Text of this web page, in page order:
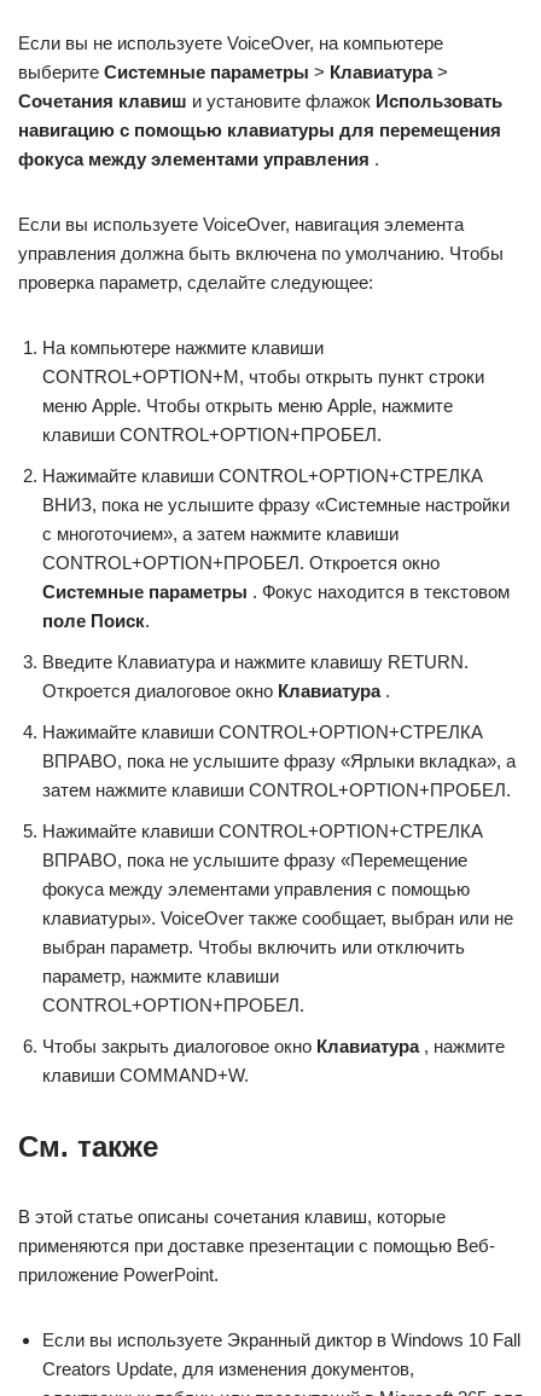
Если вы не используете VoiceOver, на компьютере
выберите Системные параметры > Клавиатура>
Сочетания клавиш и установите флажок Использовать
навигацию с помощью клавиатуры для перемещения
фокуса между элементами управления .
Если вы используете VoiceOver, навигация элемента
управления должна быть включена по умолчанию. Чтобы
проверка параметр, сделайте следующее:
На компьютере нажмите клавиши
CONTROL+OPTION+M, чтобы открыть пункт строки
меню Apple. Чтобы открыть меню Apple, нажмите
клавиши CONTROL+OPTION+ПРОБЕЛ.
Нажимайте клавиши CONTROL+OPTION+СТРЕЛКА
ВНИЗ, пока не услышите фразу «Системные настройки
с многоточием», а затем нажмите клавиши
CONTROL+OPTION+ПРОБЕЛ. Откроется окно
Системные параметры . Фокус находится в текстовом
поле Поиск.
Введите Клавиатура и нажмите клавишу RETURN.
Откроется диалоговое окно Клавиатура.
Нажимайте клавиши CONTROL+OPTION+СТРЕЛКА
ВПРАВО, пока не услышите фразу «Ярлыки вкладка», а
затем нажмите клавиши CONTROL+OPTION+ПРОБЕЛ.
Нажимайте клавиши CONTROL+OPTION+СТРЕЛКА
ВПРАВО, пока не услышите фразу «Перемещение
фокуса между элементами управления с помощью
клавиатуры». VoiceOver также сообщает, выбран или не
выбран параметр. Чтобы включить или отключить
параметр, нажмите клавиши
CONTROL+OPTION+ПРОБЕЛ.
Чтобы закрыть диалоговое окно Клавиатура, нажмите
клавиши COMMAND+W.
См. также
В этой статье описаны сочетания клавиш, которые
применяются при доставке презентации с помощью Веб-
приложение PowerPoint.
Если вы используете Экранный диктор в Windows 10 Fall
Creators Update, для изменения документов,